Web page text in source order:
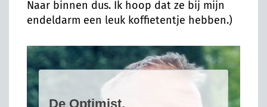
Naar binnen dus. Ik hoop dat ze bij mijn
endeldarm een leuk koffietentje hebben.)